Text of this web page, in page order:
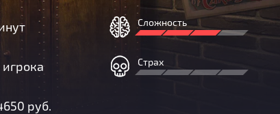
руб.
Сложность
Страх